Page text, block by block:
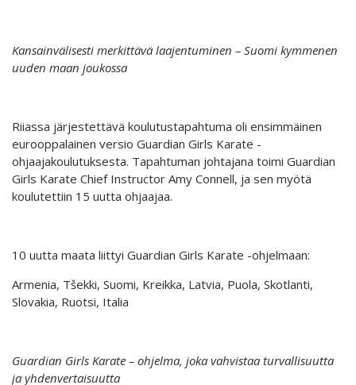
Kansainvälisesti merkittävä laajentuminen – Suomi kymmenen
uuden maan joukossa
Riiassa järjestettävä koulutustapahtuma oli ensimmäinen
eurooppalainen versio Guardian Girls Karate -
ohjaajakoulutuksesta. Tapahtuman johtajana toimi Guardian
Girls Karate Chief Instructor Amy Connell, ja sen myötä
koulutettiin 15 uutta ohjaajaa.
10 uutta maata liittyi Guardian Girls Karate -ohjelmaan:
Armenia, Tšekki, Suomi, Kreikka, Latvia, Puola, Skotlanti,
Slovakia, Ruotsi, Italia
Guardian Girls Karate – ohjelma, joka vahvistaa turvallisuutta
ja yhdenvertaisuutta